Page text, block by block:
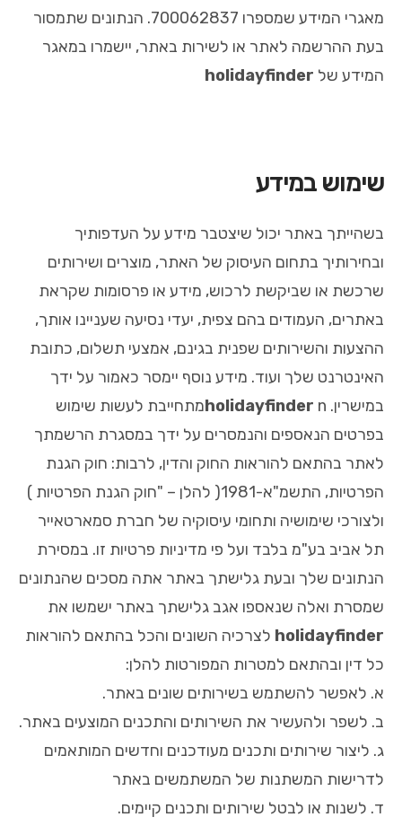
מאגרי המידע שמספרו 700062837. הנתונים שתמסור
בעת ההרשמה לאתר או לשירות באתר, יישמרו במאגר
המידע של holidayfinder
שימוש במידע
בשהייתך באתר יכול שיצטבר מידע על העדפותיך
ובחירותיך בתחום העיסוק של האתר, מוצרים ושירותים
שרכשת או שביקשת לרכוש, מידע או פרסומות שקראת
באתרים, העמודים בהם צפית, יעדי נסיעה שעניינו אותך,
ההצעות והשירותים שפנית בגינם, אמצעי תשלום, כתובת
האינטרנט שלך ועוד. מידע נוסף יימסר כאמור על ידך
במישרין.
holidayfindernמתחייבת לעשות שימוש
בפרטים הנאספים והנמסרים על ידך במסגרת הרשמתך
לאתר בהתאם להוראות החוק והדין, לרבות: חוק הגנת
הפרטיות, התשמ"א-1981( להלן – "חוק הגנת הפרטיות )
ולצורכי שימושיה ותחומי עיסוקיה של חברת סמארטאייר
תל אביב בע"מ בלבד ועל פי מדיניות פרטיות זו. במסירת
הנתונים שלך ובעת גלישתך באתר אתה מסכים שהנתונים
שמסרת ואלה שנאספו אגב גלישתך באתר ישמשו את
holidayfinder לצרכיה השונים והכל בהתאם להוראות
כל דין ובהתאם למטרות המפורטות להלן:
א. לאפשר להשתמש בשירותים שונים באתר.
ב. לשפר ולהעשיר את השירותים והתכנים המוצעים באתר.
ג. ליצור שירותים ותכנים מעודכנים וחדשים המותאמים
לדרישות המשתנות של המשתמשים באתר
ד. לשנות או לבטל שירותים ותכנים קיימים.